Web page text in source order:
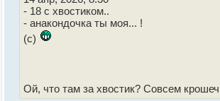
- 18 с хвостиком..
- анакондочка ты моя... !
(с)
Ой, что там за хвостик? Совсем